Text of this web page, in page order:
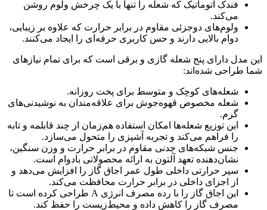
فندک اتوماتیک که شعله را تنها با یک چرخش ولوم روشن
می‌کند.
ولوم‌های دوجزئی مقاوم در برابر حرارت که علاوه بر زیبایی،
دوام بالایی دارند و حس کاربری حرفه‌ای را ایجاد می‌کنند.
این مدل دارای پنج شعله گازی و برقی است که برای تمام نیازهای
شما طراحی شده‌اند:
شعله‌های کوچک و متوسط برای پخت روزانه.
شعله مخصوص قهوه‌جوش برای علاقه‌مندان به نوشیدنی‌های
گرم.
این توزیع شعله‌ها امکان استفاده هم‌زمان از چند قابلمه و تابه
را فراهم می‌کند و تجربه آشپزی را متحول می‌سازد.
جنس شبکه‌های چدنی مقاوم در برابر حرارت و وزن سنگین،
نشان‌دهنده تعهد آلتون به ارائه محصولاتی بادوام است.
سپر حرارتی داخلی طول عمر اجاق گاز را افزایش می‌دهد و
از اجزای داخلی در برابر حرارت محافظت می‌کند.
این اجاق گاز را با رده مصرف انرژی A طراحی کرده است تا
مصرف گاز را کاهش داده و محیط‌زیست را حفظ کند.